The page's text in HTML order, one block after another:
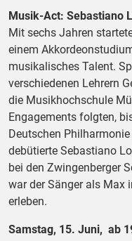
Musik-Act: Sebastiano
Mit sechs Jahren
einem
musikalisches Talent.
verschiedenen Lehrern
die Musikhochschule
Engagements folgten,
Deutschen
debütierte Sebastiano
bei den Zwingenberger
war der Sänger als Max
erleben.
Samstag, 15. Juni, ab